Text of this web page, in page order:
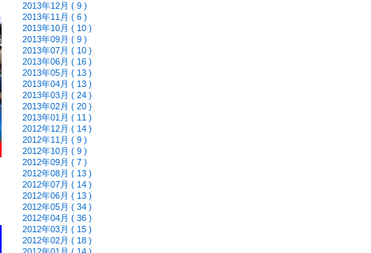
2013年12月 ( 9 )
2013年11月 ( 6 )
2013年10月 ( 10 )
2013年09月 ( 9 )
2013年07月 ( 10 )
2013年06月 ( 16 )
2013年05月 ( 13 )
2013年04月 ( 13 )
2013年03月 ( 24 )
2013年02月 ( 20 )
2013年01月 ( 11 )
2012年12月 ( 14 )
2012年11月 ( 9 )
2012年10月 ( 9 )
2012年09月 ( 7 )
2012年08月 ( 13 )
2012年07月 ( 14 )
2012年06月 ( 13 )
2012年05月 ( 34 )
2012年04月 ( 36 )
2012年03月 ( 15 )
2012年02月 ( 18 )